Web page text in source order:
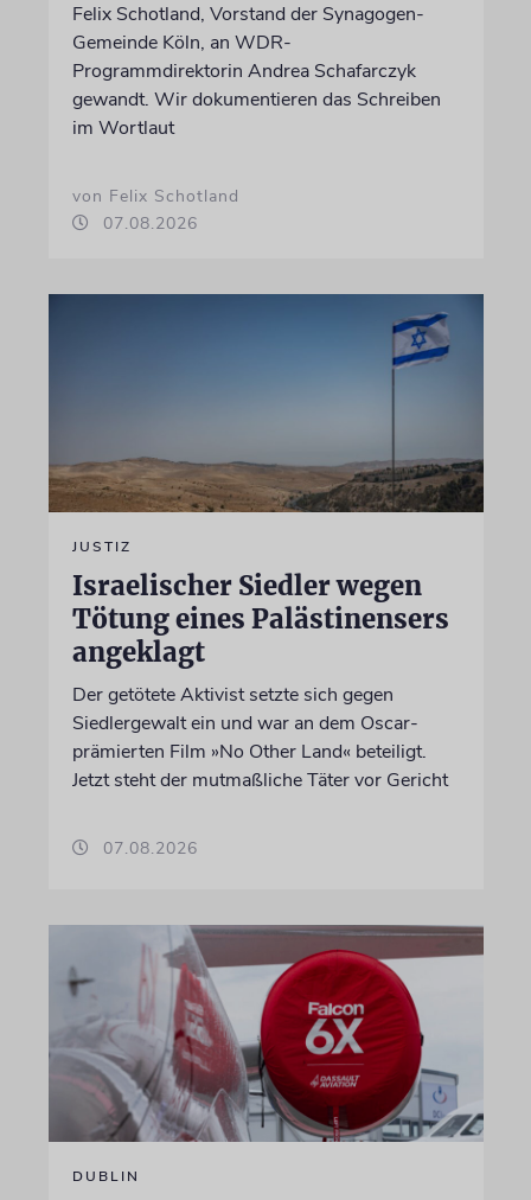
Felix Schotland, Vorstand der Synagogen-
Gemeinde Köln, an WDR-
Programmdirektorin Andrea Schafarczyk
gewandt. Wir dokumentieren das Schreiben
im Wortlaut
von Felix Schotland
07.08.2026
JUSTIZ
Israelischer Siedler wegen
Tötung eines Palästinensers
angeklagt
Der getötete Aktivist setzte sich gegen
Siedlergewalt ein und war an dem Oscar-
prämierten Film »No Other Land« beteiligt.
Jetzt steht der mutmaßliche Täter vor Gericht
07.08.2026
DUBLIN